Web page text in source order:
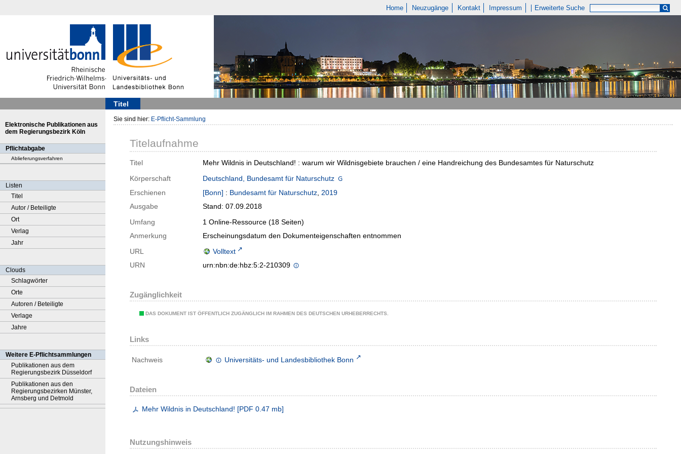
Home Neuzugänge Kontakt Impressum Erweiterte Suche
Titel
Elektronische Publikationen aus
dem Regierungsbezirk Köln
Pflichtabgabe
Ablieferungsverfahren
Listen
Titel
Autor / Beteiligte
Ort
Verlag
Jahr
Clouds
Schlagwörter
Orte
Autoren / Beteiligte
Verlage
Jahre
Weitere E-Pflichtsammlungen
Publikationen aus dem
Regierungsbezirk Düsseldorf
Publikationen aus den
Regierungsbezirken Münster,
Arnsberg und Detmold
Sie sind hier: E-Pflicht-Sammlung
Titelaufnahme
Titel
Mehr Wildnis in Deutschland! : warum wir Wildnisgebiete brauchen / eine Handreichung des Bundesamtes für Naturschutz
Körperschaft
Deutschland, Bundesamt für Naturschutz
Erschienen
[Bonn] : Bundesamt für Naturschutz, 2019
Ausgabe
Stand: 07.09.2018
Umfang
1 Online-Ressource (18 Seiten)
Anmerkung
Erscheinungsdatum den Dokumenteigenschaften entnommen
URL
Volltext
URN
urn:nbn:de:hbz:5:2-210309
Zugänglichkeit
DAS DOKUMENT IST ÖFFENTLICH ZUGÄNGLICH IM RAHMEN DES DEUTSCHEN URHEBERRECHTS.
Links
Nachweis Universitäts- und Landesbibliothek Bonn
Dateien
Mehr Wildnis in Deutschland! [PDF 0.47 mb]
Nutzungshinweis